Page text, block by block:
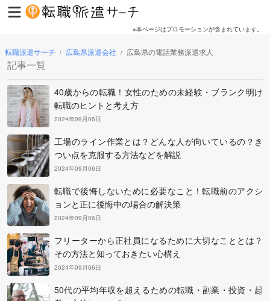
※本ページはプロモーションが含まれています。
転職派遣サーチ / 広島県派遣会社 / 広島県の電話業務派遣求人
記事一覧
40歳からの転職！女性のための未経験・ブランク明け
転職のヒントと考え方
2024年09月06日
工場のライン作業とは？どんな人が向いているの？き
つい点を克服する方法などを解説
2024年09月06日
転職で後悔しないために必要なこと！転職前のアクシ
ョンと正に後悔中の場合の解決策
2024年09月06日
フリーターから正社員になるために大切なこととは？
その方法と知っておきたい心構え
2024年09月06日
50代の平均年収を超えるための転職・副業・投資・起